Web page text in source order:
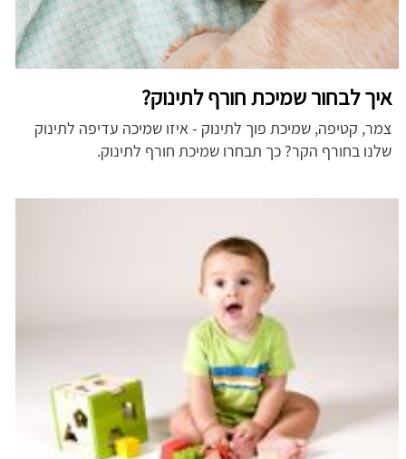
איך לבחור שמיכת חורף לתינוק?
צמר, קטיפה, שמיכת פוך לתינוק - איזו שמיכה עדיפה לתינוק
שלנו בחורף הקר? כך תבחרו שמיכת חורף לתינוק.